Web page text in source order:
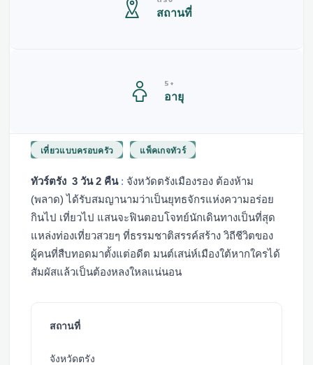
สถานที่
5+
อายุ
เที่ยวแบบครอบครัว แพ็คเกจทัวร์
ทัวร์ตรัง 3 วัน 2 คืน: จังหวัดตรังเมืองรอง ต้องห้าม
(พลาด) ได้รับสมญานามว่าเป็นยุทธจักรแห่งความอร่อย
กินไป เที่ยวไป แสนจะฟินตอบโจทย์นักเดินทางเป็นที่สุด
แหล่งท่องเที่ยวสวยๆ ที่ธรรมชาติสรรค์สร้าง วิถีชีวิตของ
ผู้คนที่สืบทอดมาตั้งแต่อดีต มนต์เสน่ห์เมืองใต้หากใครได้
สัมผัสแล้วเป็นต้องหลงใหลแน่นอน
สถานที่
จังหวัดตรัง